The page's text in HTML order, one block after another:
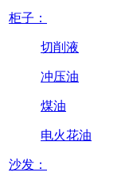
柜子：
切削液
冲压油
煤油
电火花油
沙发：